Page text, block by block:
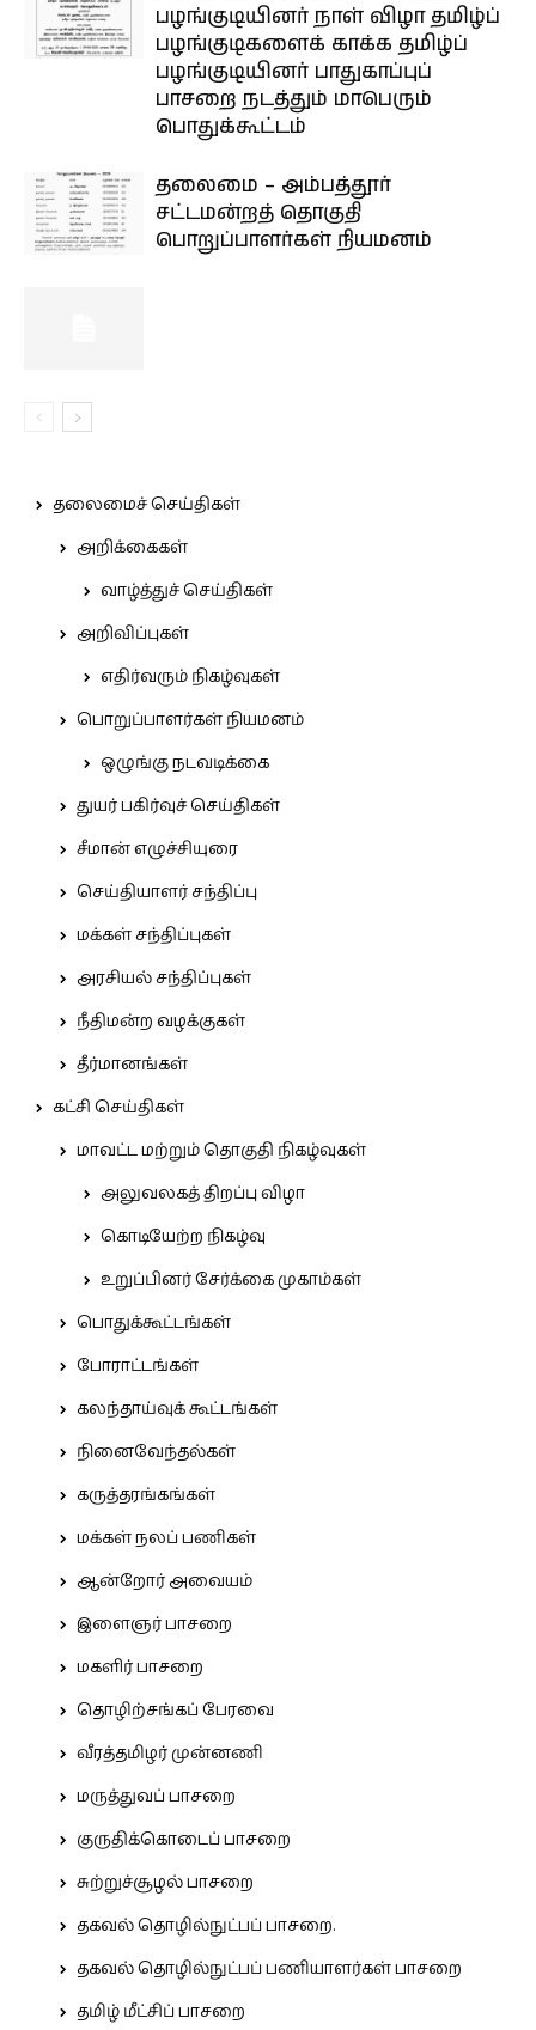
பழங்குடியினர் நாள் விழா தமிழ்ப்
பழங்குடிகளைக் காக்க தமிழ்ப்
பழங்குடியினர் பாதுகாப்புப்
பாசறை நடத்தும் மாபெரும்
பொதுக்கூட்டம்
தலைமை – அம்பத்தூர்
சட்டமன்றத் தொகுதி
பொறுப்பாளர்கள் நியமனம்
தலைமைச் செய்திகள்
அறிக்கைகள்
வாழ்த்துச் செய்திகள்
அறிவிப்புகள்
எதிர்வரும் நிகழ்வுகள்
பொறுப்பாளர்கள் நியமனம்
ஒழுங்கு நடவடிக்கை
துயர் பகிர்வுச் செய்திகள்
சீமான் எழுச்சியுரை
செய்தியாளர் சந்திப்பு
மக்கள் சந்திப்புகள்
அரசியல் சந்திப்புகள்
நீதிமன்ற வழக்குகள்
தீர்மானங்கள்
கட்சி செய்திகள்
மாவட்ட மற்றும் தொகுதி நிகழ்வுகள்
அலுவலகத் திறப்பு விழா
கொடியேற்ற நிகழ்வு
உறுப்பினர் சேர்க்கை முகாம்கள்
பொதுக்கூட்டங்கள்
போராட்டங்கள்
கலந்தாய்வுக் கூட்டங்கள்
நினைவேந்தல்கள்
கருத்தரங்கங்கள்
மக்கள் நலப் பணிகள்
ஆன்றோர் அவையம்
இளைஞர் பாசறை
மகளிர் பாசறை
தொழிற்சங்கப் பேரவை
வீரத்தமிழர் முன்னணி
மருத்துவப் பாசறை
குருதிக்கொடைப் பாசறை
சுற்றுச்சூழல் பாசறை
தகவல் தொழில்நுட்பப் பாசறை.
தகவல் தொழில்நுட்பப் பணியாளர்கள் பாசறை
தமிழ் மீட்சிப் பாசறை